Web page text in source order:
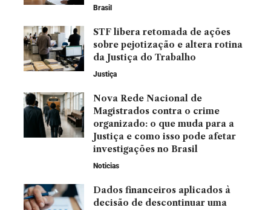
Brasil
STF libera retomada de ações
sobre pejotização e altera rotina
da Justiça do Trabalho
Justiça
Nova Rede Nacional de
Magistrados contra o crime
organizado: o que muda para a
Justiça e como isso pode afetar
investigações no Brasil
Noticias
Dados financeiros aplicados à
decisão de descontinuar uma